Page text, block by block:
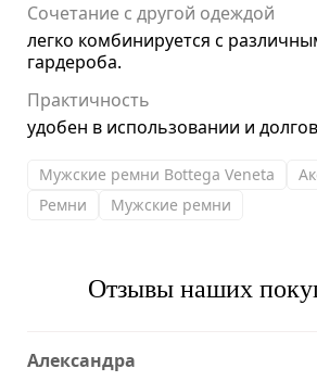
Сочетание с другой одеждой
легко комбинируется с
гардероба.
Практичность
удобен в использовании и
Мужские ремни Bottega Veneta
Ремни
Мужские ремни
Отзывы наших
Александра